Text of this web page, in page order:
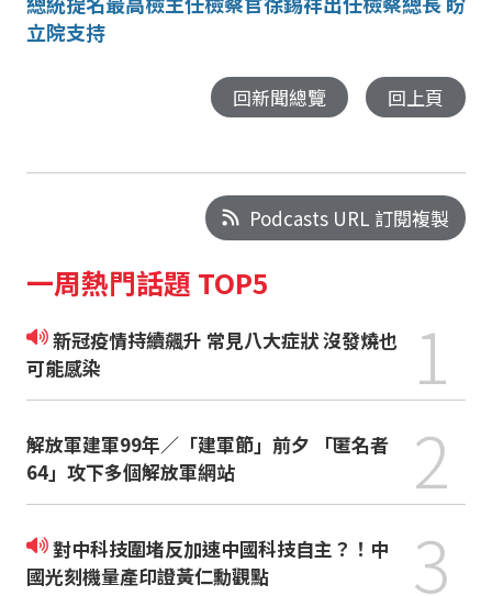
立院支持
回新聞總覽 回上頁
Podcasts URL 訂閱複製
一周熱門話題 TOP5
新冠疫情持續飆升 常見八大症狀 沒發燒也
可能感染
1
解放軍建軍99年／「建軍節」前夕 「匿名者
64」攻下多個解放軍網站
2
對中科技圍堵反加速中國科技自主？！中
國光刻機量產印證黃仁勳觀點
3